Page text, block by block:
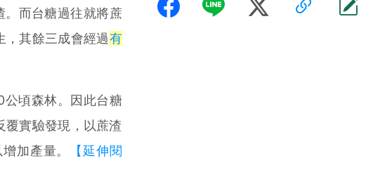
。而台糖過往就將蔗
，其餘三成會經過有
公頃森林。因此台糖
覆實驗發現，以蔗渣
加產量。
【延伸閱